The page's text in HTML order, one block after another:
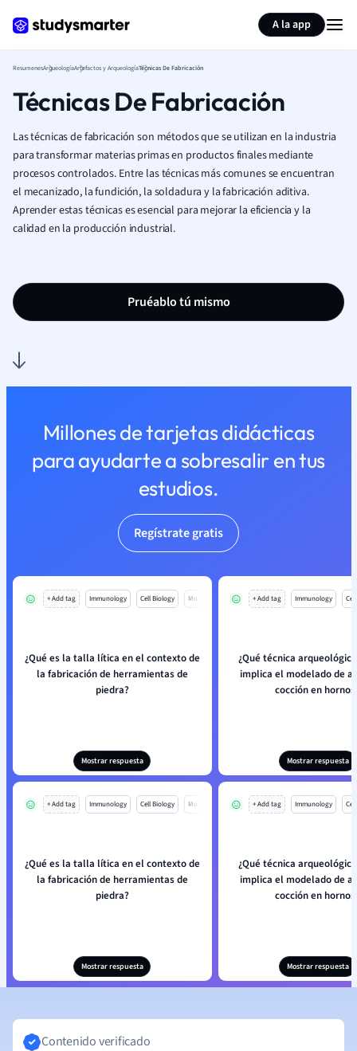
A la app
ResumenesArqueologíaArtefactos y ArqueologíaTécnicas De Fabricación
Técnicas De Fabricación
Las técnicas de fabricación son métodos que se utilizan en la industria
para transformar materias primas en productos finales mediante
procesos controlados. Entre las técnicas más comunes se encuentran
el mecanizado, la fundición, la soldadura y la fabricación aditiva.
Aprender estas técnicas es esencial para mejorar la eficiencia y la
calidad en la producción industrial.
Pruéablo tú mismo
Millones de tarjetas didácticas
para ayudarte a sobresalir en tus
estudios.
Regístrate gratis
+ Add tag Immunology Cell Biology Mo
¿Qué es la talla lítica en el contexto de
la fabricación de herramientas de
piedra?
Mostrar respuesta
+ Add tag Immunology
¿Qué técnica
implica el modelado de
cocción en
Mostrar respuesta
+ Add tag Immunology Cell Biology Mo
¿Qué es la talla lítica en el contexto de
la fabricación de herramientas de
piedra?
Mostrar respuesta
+ Add tag Immunology
¿Qué técnica
implica el modelado de
cocción en
Mostrar respuesta
Resumir página
Contenido verificado